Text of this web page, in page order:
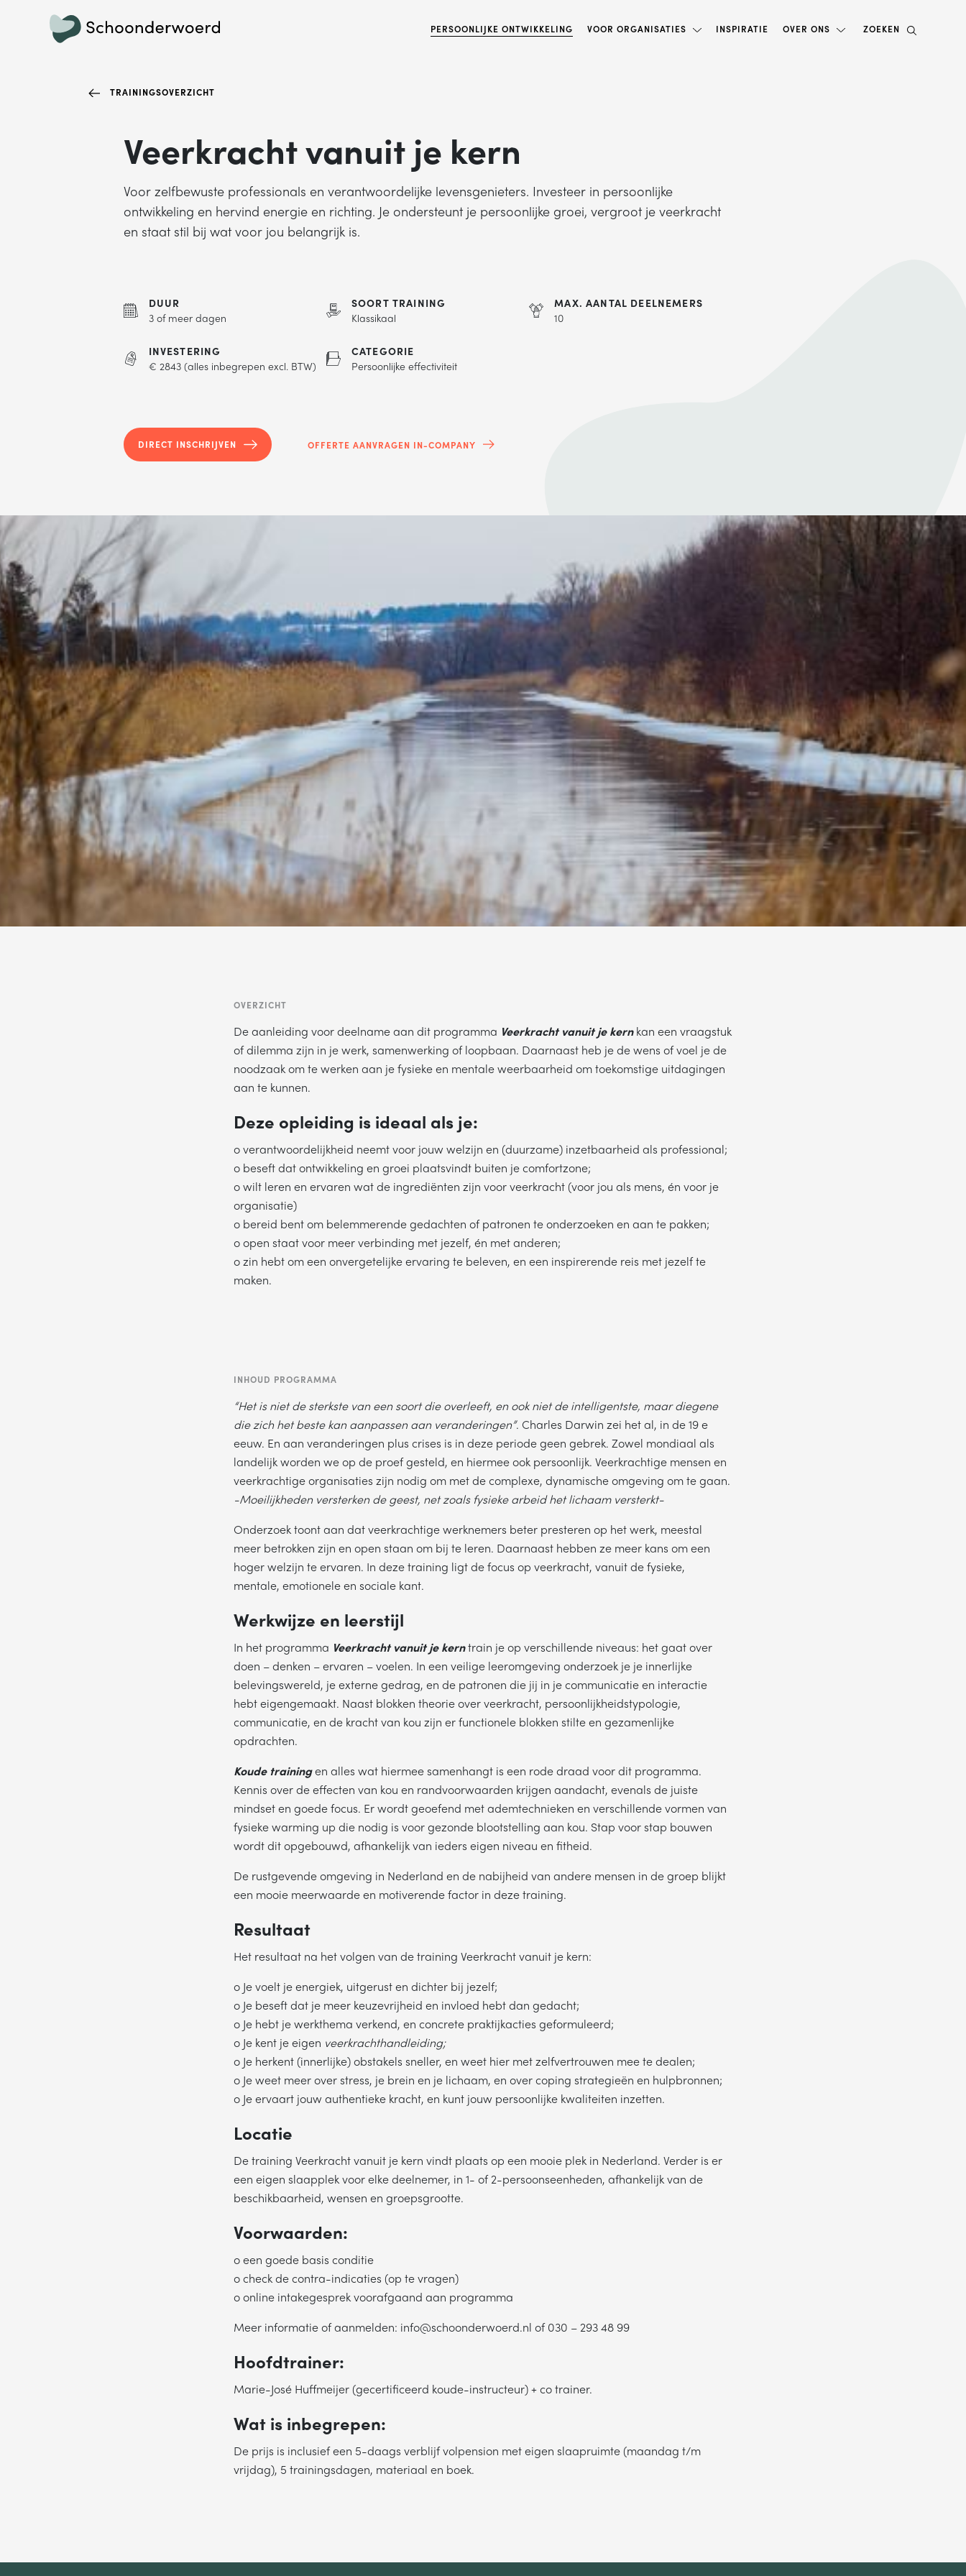
PERSOONLIJKE ONTWIKKELING VOOR ORGANISATIES INSPIRATIE OVER ONS ZOEKEN
TRAININGSOVERZICHT
Veerkracht vanuit je kern
Voor zelfbewuste professionals en verantwoordelijke levensgenieters. Investeer in persoonlijke
ontwikkeling en hervind energie en richting. Je ondersteunt je persoonlijke groei, vergroot je veerkracht
en staat stil bij wat voor jou belangrijk is.
DUUR
3 of meer dagen
SOORT TRAINING
Klassikaal
MAX. AANTAL DEELNEMERS
10
INVESTERING
€ 2843 (alles inbegrepen excl. BTW)
CATEGORIE
Persoonlijke effectiviteit
DIRECT INSCHRIJVEN OFFERTE AANVRAGEN IN-COMPANY
OVERZICHT
De aanleiding voor deelname aan dit programma Veerkracht vanuit je kernkan een vraagstuk
of dilemma zijn in je werk, samenwerking of loopbaan. Daarnaast heb je de wens of voel je de
noodzaak om te werken aan je fysieke en mentale weerbaarheid om toekomstige uitdagingen
aan te kunnen.
Deze opleiding is ideaal als je:
o verantwoordelijkheid neemt voor jouw welzijn en (duurzame) inzetbaarheid als professional;
o beseft dat ontwikkeling en groei plaatsvindt buiten je comfortzone;
o wilt leren en ervaren wat de ingrediënten zijn voor veerkracht (voor jou als mens, én voor je
organisatie)
o bereid bent om belemmerende gedachten of patronen te onderzoeken en aan te pakken;
o open staat voor meer verbinding met jezelf, én met anderen;
o zin hebt om een onvergetelijke ervaring te beleven, en een inspirerende reis met jezelf te
maken.
INHOUD PROGRAMMA
“Het is niet de sterkste van een soort die overleeft, en ook niet de intelligentste, maar diegene
die zich het beste kan aanpassen aan veranderingen”. Charles Darwin zei het al, in de 19 e
eeuw. En aan veranderingen plus crises is in deze periode geen gebrek. Zowel mondiaal als
landelijk worden we op de proef gesteld, en hiermee ook persoonlijk. Veerkrachtige mensen en
veerkrachtige organisaties zijn nodig om met de complexe, dynamische omgeving om te gaan.
-Moeilijkheden versterken de geest, net zoals fysieke arbeid het lichaam versterkt-
Onderzoek toont aan dat veerkrachtige werknemers beter presteren op het werk, meestal
meer betrokken zijn en open staan om bij te leren. Daarnaast hebben ze meer kans om een
hoger welzijn te ervaren. In deze training ligt de focus op veerkracht, vanuit de fysieke,
mentale, emotionele en sociale kant.
Werkwijze en leerstijl
In het programma Veerkracht vanuit je kerntrain je op verschillende niveaus: het gaat over
doen – denken – ervaren – voelen. In een veilige leeromgeving onderzoek je je innerlijke
belevingswereld, je externe gedrag, en de patronen die jij in je communicatie en interactie
hebt eigengemaakt. Naast blokken theorie over veerkracht, persoonlijkheidstypologie,
communicatie, en de kracht van kou zijn er functionele blokken stilte en gezamenlijke
opdrachten.
Koude trainingen alles wat hiermee samenhangt is een rode draad voor dit programma.
Kennis over de effecten van kou en randvoorwaarden krijgen aandacht, evenals de juiste
mindset en goede focus. Er wordt geoefend met ademtechnieken en verschillende vormen van
fysieke warming up die nodig is voor gezonde blootstelling aan kou. Stap voor stap bouwen
wordt dit opgebouwd, afhankelijk van ieders eigen niveau en fitheid.
De rustgevende omgeving in Nederland en de nabijheid van andere mensen in de groep blijkt
een mooie meerwaarde en motiverende factor in deze training.
Resultaat
Het resultaat na het volgen van de training Veerkracht vanuit je kern:
o Je voelt je energiek, uitgerust en dichter bij jezelf;
o Je beseft dat je meer keuzevrijheid en invloed hebt dan gedacht;
o Je hebt je werkthema verkend, en concrete praktijkacties geformuleerd;
o Je kent je eigen veerkrachthandleiding;
o Je herkent (innerlijke) obstakels sneller, en weet hier met zelfvertrouwen mee te dealen;
o Je weet meer over stress, je brein en je lichaam, en over coping strategieën en hulpbronnen;
o Je ervaart jouw authentieke kracht, en kunt jouw persoonlijke kwaliteiten inzetten.
Locatie
De training Veerkracht vanuit je kern vindt plaats op een mooie plek in Nederland. Verder is er
een eigen slaapplek voor elke deelnemer, in 1- of 2-persoonseenheden, afhankelijk van de
beschikbaarheid, wensen en groepsgrootte.
Voorwaarden:
o een goede basis conditie
o check de contra-indicaties (op te vragen)
o online intakegesprek voorafgaand aan programma
Meer informatie of aanmelden: info@schoonderwoerd.nl of 030 – 293 48 99
Hoofdtrainer:
Marie-José Huffmeijer (gecertificeerd koude-instructeur) + co trainer.
Wat is inbegrepen:
De prijs is inclusief een 5-daags verblijf volpension met eigen slaapruimte (maandag t/m
vrijdag), 5 trainingsdagen, materiaal en boek.
Wil je graag gebeld worden om meer informatie te krijgen? Kies hieronder welke dag jouw
voorkeur heeft en we bellen je!
MA WO DO VR
ONDERWERP
Waar gaat je vraag over?
NAAM
TELEFOONNUMMER
VERSTUREN
Wij verkopen nooit gegevens aan derden. Hoe wij omgaan met je
persoonsgegevens, lees je in onsprivacystatement.